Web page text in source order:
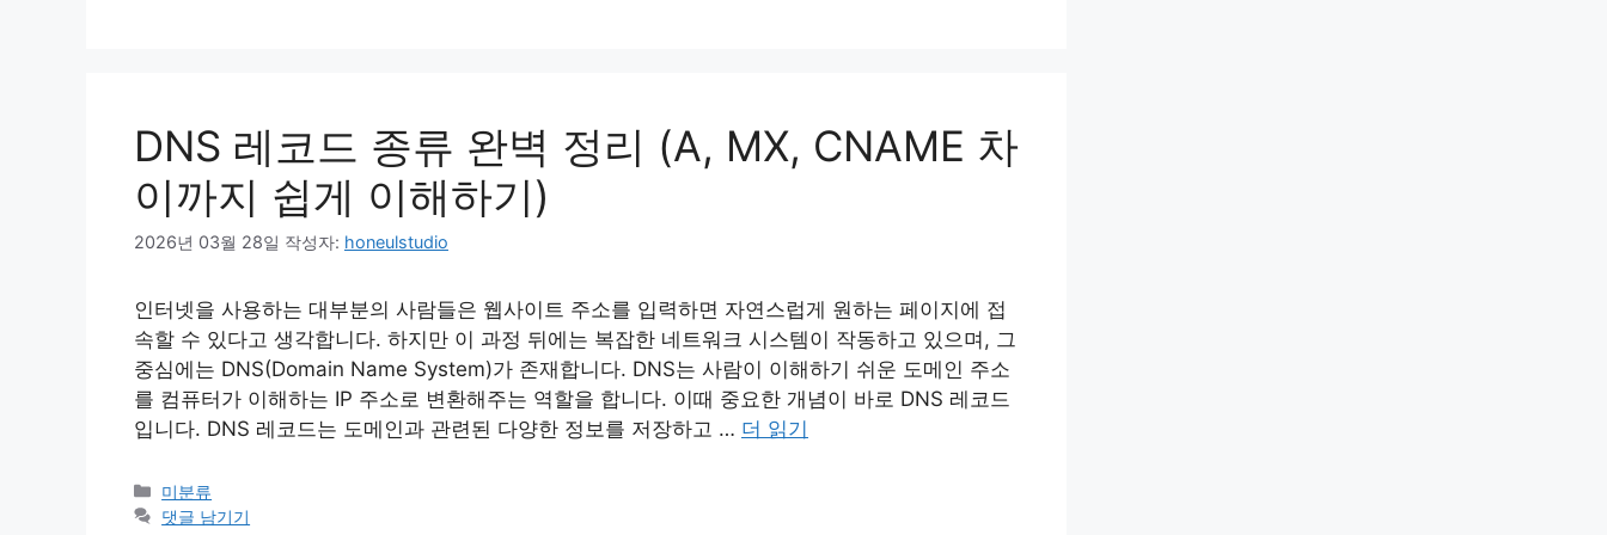
DNS 레코드 종류 완벽 정리 (A, MX, CNAME 차
이까지 쉽게 이해하기)
2026년 03월 28일 작성자: honeulstudio
인터넷을 사용하는 대부분의 사람들은 웹사이트 주소를 입력하면 자연스럽게 원하는 페이지에 접
속할 수 있다고 생각합니다. 하지만 이 과정 뒤에는 복잡한 네트워크 시스템이 작동하고 있으며, 그
중심에는 DNS(Domain Name System)가 존재합니다. DNS는 사람이 이해하기 쉬운 도메인 주소
를 컴퓨터가 이해하는 IP 주소로 변환해주는 역할을 합니다. 이때 중요한 개념이 바로 DNS 레코드
입니다. DNS 레코드는 도메인과 관련된 다양한 정보를 저장하고 … 더 읽기
카
테
미분류
댓글 남기기